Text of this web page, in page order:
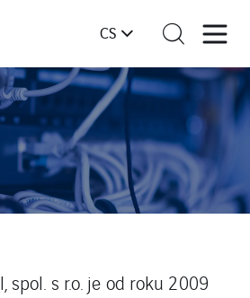
CS
spol. s r.o. je od roku 2009